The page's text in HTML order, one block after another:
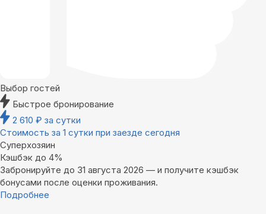
Выбор гостей
Быстрое бронирование
2 610 ₽ за сутки
Стоимость за 1 сутки при заезде сегодня
Суперхозяин
Кэшбэк до 4%
Забронируйте до 31 августа 2026 — и получите кэшбэк
бонусами после оценки проживания.
Подробнее